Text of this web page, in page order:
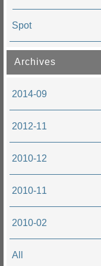
Spot
Archives
2014-09
2012-11
2010-12
2010-11
2010-02
All